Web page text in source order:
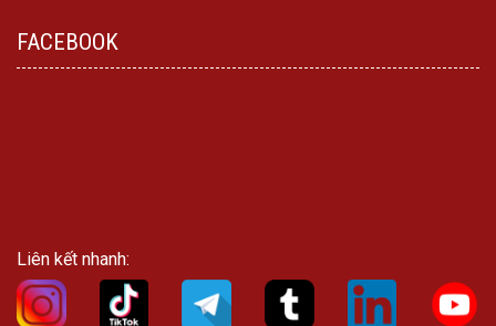
FACEBOOK
Liên kết nhanh: